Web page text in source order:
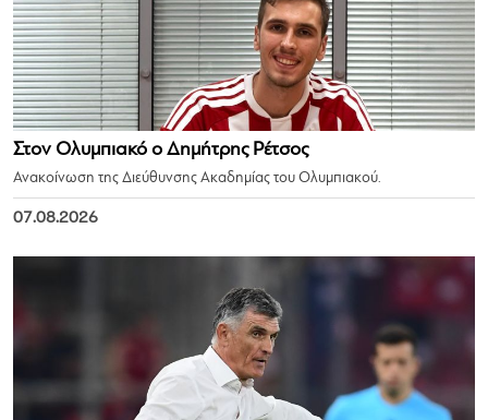
Στον Ολυμπιακό ο Δημήτρης Ρέτσος
Ανακοίνωση της Διεύθυνσης Ακαδημίας του Ολυμπιακού.
07.08.2026